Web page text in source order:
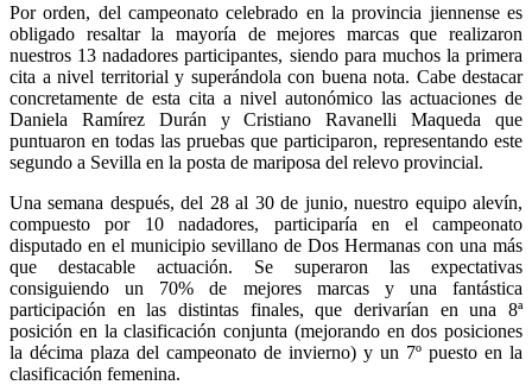
Por orden, del campeonato celebrado en la provincia jiennense es
obligado resaltar la mayoría de mejores marcas que realizaron
nuestros 13 nadadores participantes, siendo para muchos la primera
cita a nivel territorial y superándola con buena nota. Cabe destacar
concretamente de esta cita a nivel autonómico las actuaciones de
Daniela Ramírez Durán y Cristiano Ravanelli Maqueda que
puntuaron en todas las pruebas que participaron, representando este
segundo a Sevilla en la posta de mariposa del relevo provincial.
Una semana después, del 28 al 30 de junio, nuestro equipo alevín,
compuesto por 10 nadadores, participaría en el campeonato
disputado en el municipio sevillano de Dos Hermanas con una más
que destacable actuación. Se superaron las expectativas
consiguiendo un 70% de mejores marcas y una fantástica
participación en las distintas finales, que derivarían en una 8ª
posición en la clasificación conjunta (mejorando en dos posiciones
la décima plaza del campeonato de invierno) y un 7º puesto en la
clasificación femenina.